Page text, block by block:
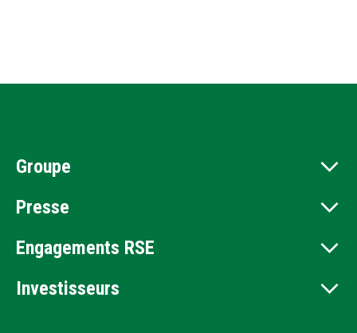
Groupe
Presse
Engagements RSE
Investisseurs